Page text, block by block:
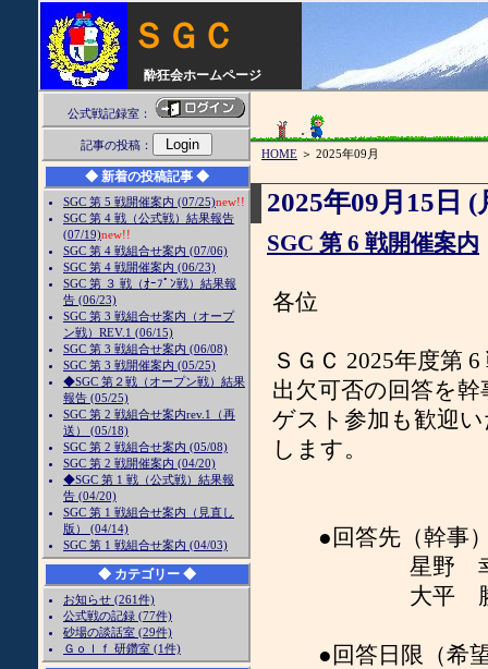
ＳＧＣ
酔狂会ホームページ
公式戦記録室：
記事の投稿：
◆ 新着の投稿記事 ◆
SGC 第 5 戦開催案内 (07/25)new!!
SGC 第 4 戦（公式戦）結果報告
(07/19)new!!
SGC 第 4 戦組合せ案内 (07/06)
SGC 第 4 戦開催案内 (06/23)
SGC 第 ３ 戦（ｵｰﾌﾟﾝ戦）結果報
告 (06/23)
SGC 第 3 戦組合せ案内（オープ
ン戦）REV.1 (06/15)
SGC 第 3 戦組合せ案内 (06/08)
SGC 第 3 戦開催案内 (05/25)
◆SGC 第２戦（オープン戦）結果
報告 (05/25)
SGC 第 2 戦組合せ案内rev.1（再
送） (05/18)
SGC 第 2 戦組合せ案内 (05/08)
SGC 第 2 戦開催案内 (04/20)
◆SGC 第 1 戦（公式戦）結果報
告 (04/20)
SGC 第 1 戦組合せ案内（見直し
版） (04/14)
SGC 第 1 戦組合せ案内 (04/03)
◆ カテゴリー ◆
お知らせ (261件)
公式戦の記録 (77件)
砂場の談話室 (29件)
Ｇｏｌｆ 研鑽室 (1件)
HOME ＞ 2025年09月
2025年09月15日 (
SGC 第 6 戦開催案内
各位
ＳＧＣ 2025年度第
出欠可否の回答を
ゲスト参加も歓迎
します。
●回答先（幹事
星野 幸男
大平 勝利
●回答日限（希